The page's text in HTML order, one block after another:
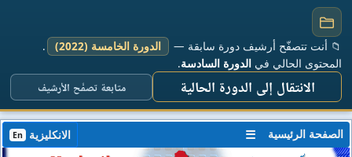
📁 أنت تتصفّح أرشيف دورة سابقة — الدورة الخامسة (2022)
.
المحتوى الحالي في الدورة السادسة.
الانتقال إلى الدورة الحالية متابعة تصفّح الأرشيف
الصفحة الرئيسية ☰ الانكليزية En